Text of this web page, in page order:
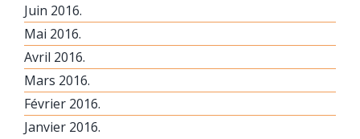
Juin 2016.
Mai 2016.
Avril 2016.
Mars 2016.
Février 2016.
Janvier 2016.